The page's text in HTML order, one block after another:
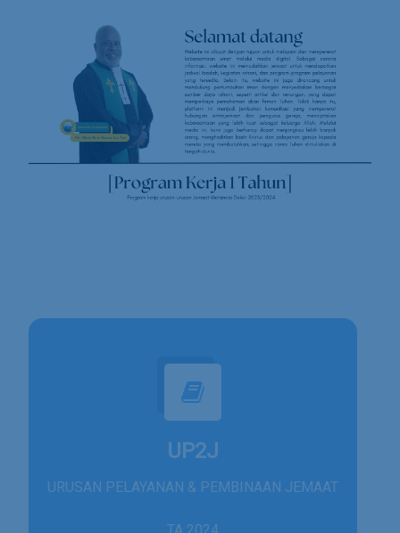
UP2J
URUSAN PELAYANAN & PEMBINAAN JEMAAT